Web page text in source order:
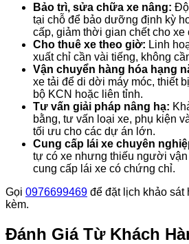
Bảo trì, sửa chữa xe nâng:
tại chỗ để bảo dưỡng định kỳ
cấp, giảm thời gian chết cho xe
Cho thuê xe theo giờ: Linh
xuất chỉ cần vài tiếng, không
Vận chuyển hàng hóa hạng
xe tải để di dời máy móc, thiết
bộ KCN hoặc liên tỉnh.
Tư vấn giải pháp nâng hạ:
bằng, tư vấn loại xe, phụ kiện
tối ưu cho các dự án lớn.
Cung cấp lái xe chuyên
tự có xe nhưng thiếu người
cung cấp lái xe có chứng chỉ.
Gọi 0976699469 để đặt lịch khảo sát
kèm.
Đánh Giá Từ Khách